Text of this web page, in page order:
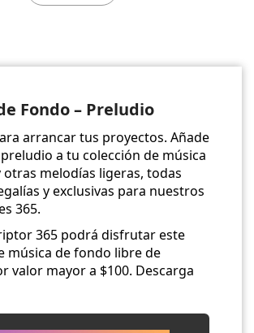
Fondo – Preludio
arrancar tus proyectos. Añade
a tu colección de música
melodías ligeras, todas
y exclusivas para nuestros
365.
365 podrá disfrutar este
música de fondo libre de
valor mayor a $100. Descarga